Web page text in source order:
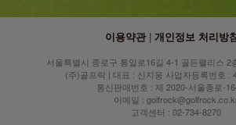
이용약관| 개인정보 처리방
서울특별시 종로구 통일로16길 4-1 골든팰리스 2
(주)골프락 | 대표 : 신지웅 사업자등록번호 :
통신판매번호 : 제 2020-서울종로-
이메일 :
고객센터 : 02-734-8270